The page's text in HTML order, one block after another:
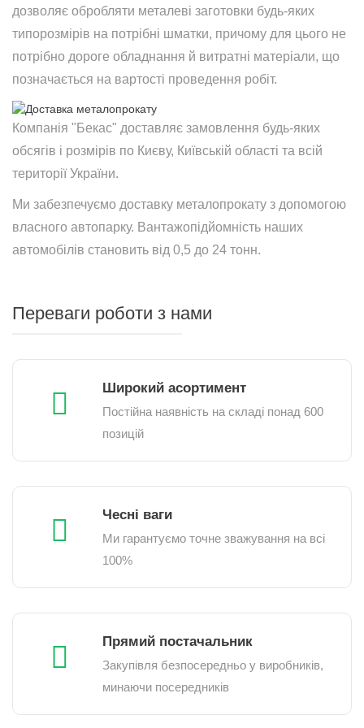
дозволяє обробляти металеві заготовки будь-яких
типорозмірів на потрібні шматки, причому для цього не
потрібно дороге обладнання й витратні матеріали, що
позначається на вартості проведення робіт.
Компанія "Бекас" доставляє замовлення будь-яких
обсягів і розмірів по Києву, Київській області та всій
території України.
Ми забезпечуємо доставку металопрокату з допомогою
власного автопарку. Вантажопідйомність наших
автомобілів становить від 0,5 до 24 тонн.
Переваги роботи з нами
Широкий асортимент
Постійна наявність на складі понад 600
позицій
Чесні ваги
Ми гарантуємо точне зважування на всі
100%
Прямий постачальник
Закупівля безпосередньо у виробників,
минаючи посередників